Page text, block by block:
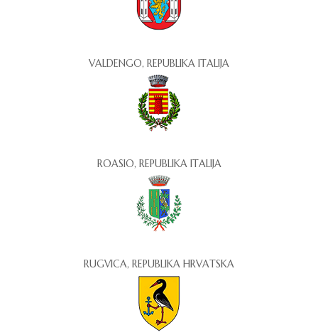
VALDENGO, REPUBLIKA ITALIJA
ROASIO, REPUBLIKA ITALIJA
RUGVICA, REPUBLIKA HRVATSKA